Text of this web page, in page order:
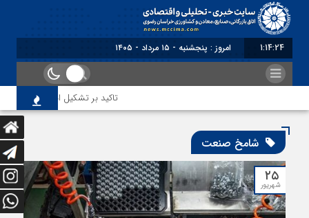
1:14:24 امروز : پنجشنبه - ۱۵ مرداد - ۱۴۰۵
تاکید بر تشکیل انجمن مشترک
شامخ صنعت
۲۵
شهریور